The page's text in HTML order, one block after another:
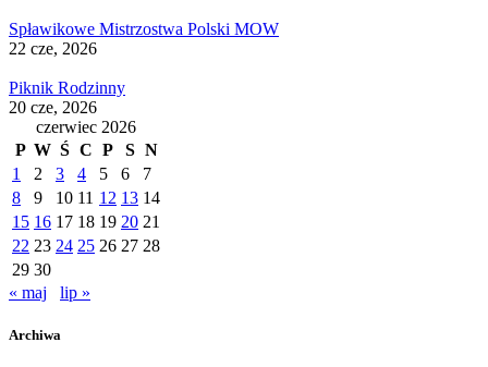
Spławikowe Mistrzostwa Polski MOW
22 cze, 2026
Piknik Rodzinny
20 cze, 2026
czerwiec 2026
P W Ś C P S N
1
2 3 4 5 6
7
8
9 10 11 12 13 14
15 16 17 18 19 20 21
22 23 24 25 26 27 28
29 30
« maj
lip »
Archiwa